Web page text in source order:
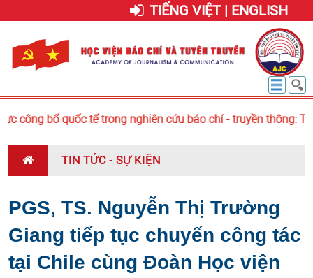
TIẾNG VIỆT | ENGLISH
công bố quốc tế trong nghiên cứu báo chí - truyền thông:
TIN TỨC - SỰ KIỆN
PGS, TS. Nguyễn Thị Trường
Giang tiếp tục chuyến công tác
tại Chile cùng Đoàn Học viện